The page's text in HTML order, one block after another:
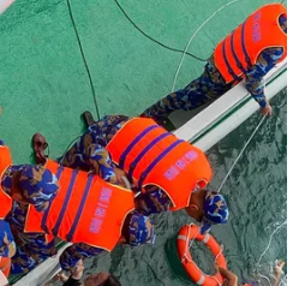
nổi cục tại Ấn Độ. (Ảnh: Reuters)
Ấn Độ thông báo triển
này sản xuất phòng
ở trâu bò.
Ind do hai viện